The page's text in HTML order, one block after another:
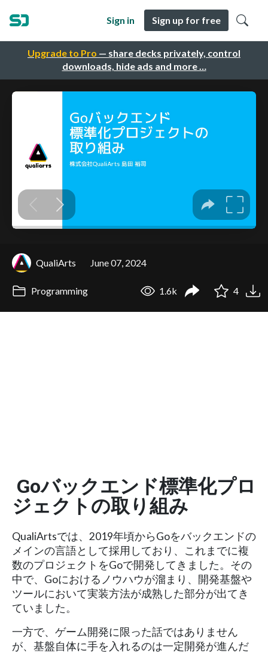
Upgrade to Pro — share decks privately, control
downloads, hide ads and more …
Sign in Sign up for free
QualiArts June 07, 2024
Programming 1.6k 4
Goバックエンド標準化プロ
ジェクトの取り組み
QualiArtsでは、2019年頃からGoをバックエンドの
メインの言語として採用しており、これまでに複
数のプロジェクトをGoで開発してきました。その
中で、Goにおけるノウハウが溜まり、開発基盤や
ツールにおいて実装方法が成熟した部分が出てき
ていました。
一方で、ゲーム開発に限った話ではありません
が、基盤自体に手を入れるのは一定開発が進んだ